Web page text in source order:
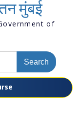
मुंबई
of